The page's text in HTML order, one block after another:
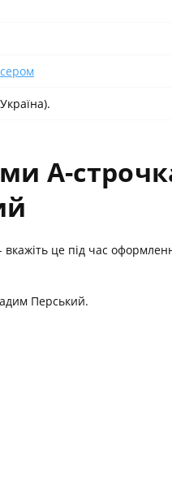
А-
це під час
Перський.